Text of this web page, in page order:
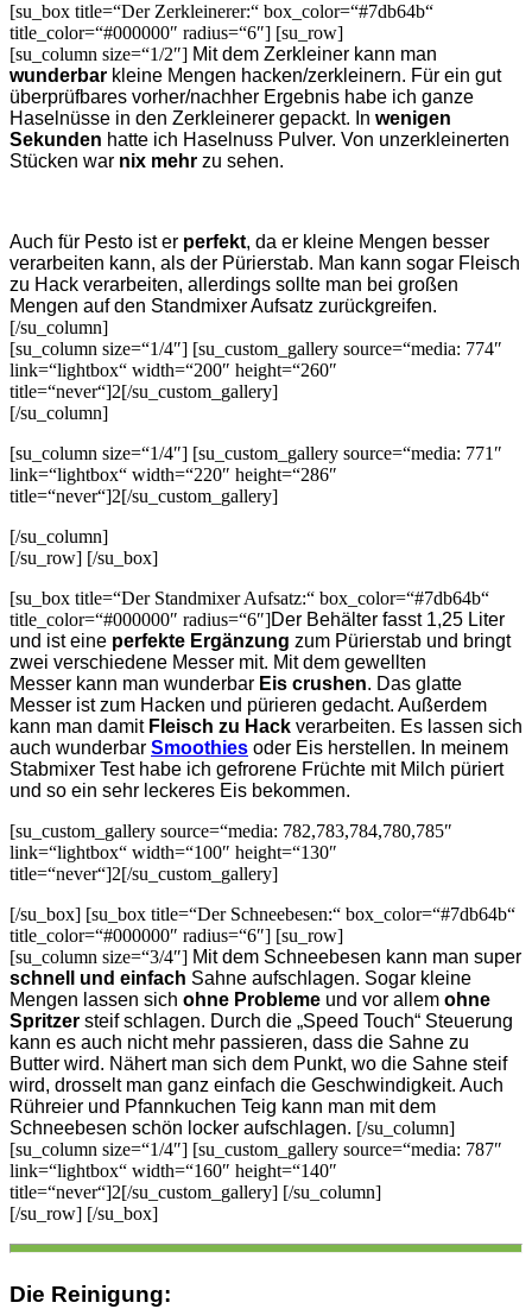
[su_box title=“Der Zerkleinerer:“ box_color=“#7db64b“
title_color=“#000000″ radius=“6″] [su_row]
[su_column size=“1/2″] Mit dem Zerkleiner kann man
wunderbar kleine Mengen hacken/zerkleinern. Für ein gut
überprüfbares vorher/nachher Ergebnis habe ich ganze
Haselnüsse in den Zerkleinerer gepackt. In wenigen
Sekunden hatte ich Haselnuss Pulver. Von unzerkleinerten
Stücken war nix mehr zu sehen.
Auch für Pesto ist er perfekt, da er kleine Mengen besser
verarbeiten kann, als der Pürierstab. Man kann sogar Fleisch
zu Hack verarbeiten, allerdings sollte man bei großen
Mengen auf den Standmixer Aufsatz zurückgreifen.
[/su_column]
[su_column size=“1/4″] [su_custom_gallery source=“media: 774″
link=“lightbox“ width=“200″ height=“260″
title=“never“]2[/su_custom_gallery]
[/su_column]
[su_column size=“1/4″] [su_custom_gallery source=“media: 771″
link=“lightbox“ width=“220″ height=“286″
title=“never“]2[/su_custom_gallery]
[/su_column]
[/su_row] [/su_box]
[su_box title=“Der Standmixer Aufsatz:“ box_color=“#7db64b“
title_color=“#000000″ radius=“6″]Der Behälter fasst 1,25 Liter
und ist eine perfekte Ergänzung zum Pürierstab und bringt
zwei verschiedene Messer mit. Mit dem gewellten
Messer kann man wunderbar Eis crushen. Das glatte
Messer ist zum Hacken und pürieren gedacht. Außerdem
kann man damit Fleisch zu Hack verarbeiten. Es lassen sich
auch wunderbar Smoothies oder Eis herstellen. In meinem
Stabmixer Test habe ich gefrorene Früchte mit Milch püriert
und so ein sehr leckeres Eis bekommen.
[su_custom_gallery source=“media: 782,783,784,780,785″
link=“lightbox“ width=“100″ height=“130″
title=“never“]2[/su_custom_gallery]
[/su_box] [su_box title=“Der Schneebesen:“ box_color=“#7db64b“
title_color=“#000000″ radius=“6″] [su_row]
[su_column size=“3/4″] Mit dem Schneebesen kann man super
schnell und einfach Sahne aufschlagen. Sogar kleine
Mengen lassen sich ohne Probleme und vor allem ohne
Spritzer steif schlagen. Durch die „Speed Touch“ Steuerung
kann es auch nicht mehr passieren, dass die Sahne zu
Butter wird. Nähert man sich dem Punkt, wo die Sahne steif
wird, drosselt man ganz einfach die Geschwindigkeit. Auch
Rühreier und Pfannkuchen Teig kann man mit dem
Schneebesen schön locker aufschlagen. [/su_column]
[su_column size=“1/4″] [su_custom_gallery source=“media: 787″
link=“lightbox“ width=“160″ height=“140″
title=“never“]2[/su_custom_gallery] [/su_column]
[/su_row] [/su_box]
Die Reinigung: